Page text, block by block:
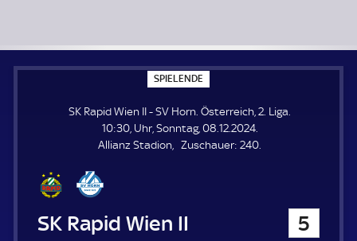
SPIELENDE
P
E
L
E
N
SK Rapid Wien II - SV Horn. Österreich, 2. Liga.
10:30, Uhr, Sonntag, 08.12.2024.
Allianz Stadion
Zuschauer: Z
240.
SK Rapid Wien II 5